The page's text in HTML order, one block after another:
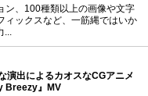
ン、100種類以上の画像や文字
ィックスなど、一筋縄ではいか
演出によるカオスなCGアニメ
Breezy』MV